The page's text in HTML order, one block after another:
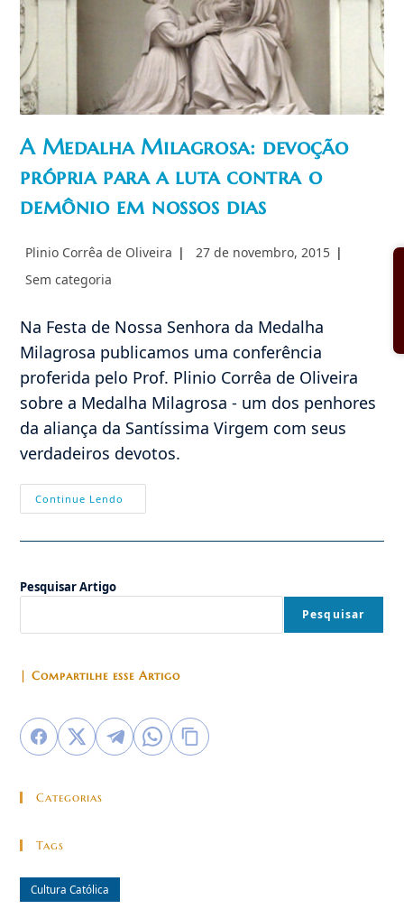
A Medalha Milagrosa: devoção
própria para a luta contra o
demônio em nossos dias
Autor
post:
Plinio Corrêa de Oliveira
Post
27 de novembro, 2015
Categoria
Sem categoria
Na Festa de Nossa Senhora da Medalha
Milagrosa publicamos uma conferência
proferida pelo Prof. Plinio Corrêa de Oliveira
sobre a Medalha Milagrosa - um dos penhores
da aliança da Santíssima Virgem com seus
verdadeiros devotos.
Continue Lendo
Medalha
Contra
Em
Pesquisar Artigo
Pesquisar
| Compartilhe esse Artigo
Categorias
Tags
Cultura Católica